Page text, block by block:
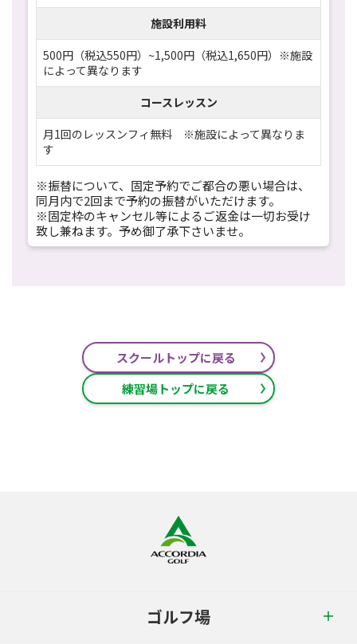
施設利用料
500円（税込550円）~1,500円（税込1,650円）※施設
によって異なります
コースレッスン
月1回のレッスンフィ無料 ※施設によって異なりま
す
※振替について、固定予約でご都合の悪い場合は、
同月内で2回まで予約の振替がいただけます。
※固定枠のキャンセル等によるご返金は一切お受け
致し兼ねます。予め御了承下さいませ。
スクールトップに戻る
練習場トップに戻る
ゴルフ場